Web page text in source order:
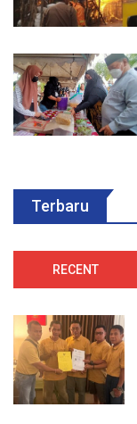
Terbaru
RECENT